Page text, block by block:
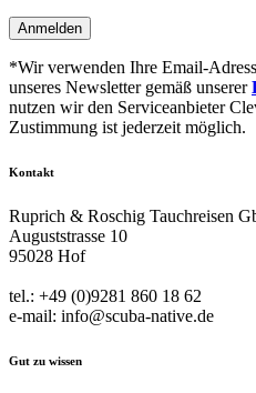
field
*Wir verwenden Ihre Email-
unseres Newsletter gemäß unserer
nutzen wir den Serviceanbieter
Zustimmung ist jederzeit möglich.
Kontakt
Ruprich & Roschig Tauchreisen
Auguststrasse 10
95028 Hof
tel.: +49 (0)9281 860 18 62
e-mail: info@scuba-native.de
Gut zu wissen